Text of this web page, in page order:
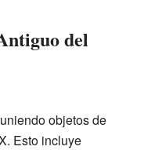
del
objetos de
Esto incluye